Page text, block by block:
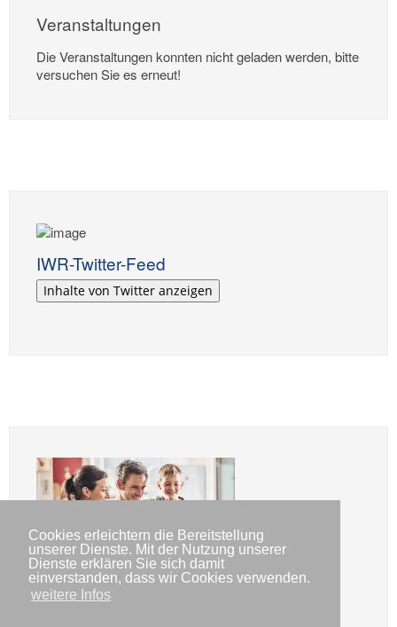
Cookies erleichtern die Bereitstellung
unserer Dienste. Mit der Nutzung unserer
Dienste erklären Sie sich damit
einverstanden, dass wir Cookies verwenden.
weitere Infos
Veranstaltungen
Die Veranstaltungen konnten nicht geladen werden, bitte
versuchen Sie es erneut!
IWR-Twitter-Feed
Inhalte von Twitter anzeigen
Günstigen Stromanbieter finden
In wenigen Schritten zum neuen Stromanbieter!